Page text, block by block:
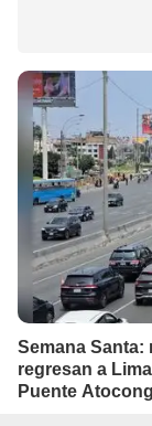
Semana Santa:
regresan a
Puente